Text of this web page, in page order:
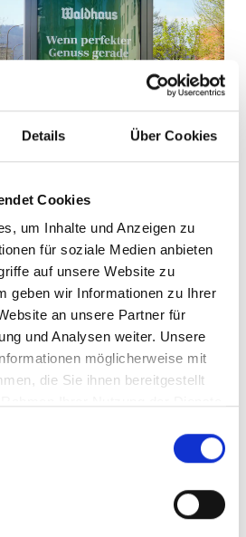
Details Über Cookies
Cookies
um Inhalte und Anzeigen zu
für soziale Medien anbieten
auf unsere Website zu
geben wir Informationen zu Ihrer
an unsere Partner für
und Analysen weiter. Unsere
möglicherweise mit
die Sie ihnen bereitgestellt